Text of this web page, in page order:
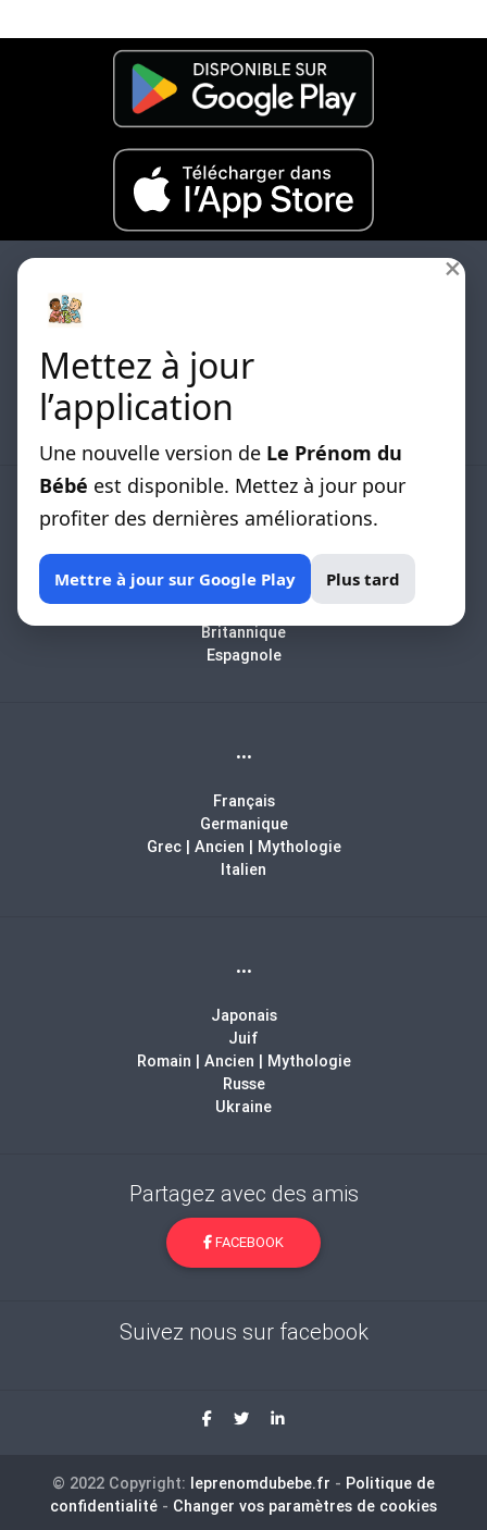
×
Mettez à jour
l’application
Une nouvelle version de Le Prénom du
Bébé est disponible. Mettez à jour pour
profiter des dernières améliorations.
Mettre à jour sur Google Play Plus tard
Les differentes listes de prénoms classées par
origines sont disponibles.
LISTE DE PRENOMS
Arabe
Biblique
Britannique
Espagnole
...
Français
Germanique
Grec | Ancien | Mythologie
Italien
...
Japonais
Juif
Romain | Ancien | Mythologie
Russe
Ukraine
Partagez avec des amis
FACEBOOK
Suivez nous sur facebook
© 2022 Copyright: leprenomdubebe.fr - Politique de
confidentialité - Changer vos paramètres de cookies